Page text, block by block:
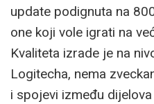
update podignuta na
one koji vole igrati na
Kvaliteta izrade je na
Logitecha, nema
i spojevi između